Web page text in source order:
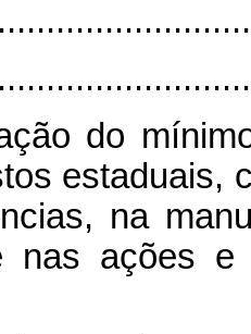
do
estaduais,
na
nas ações e